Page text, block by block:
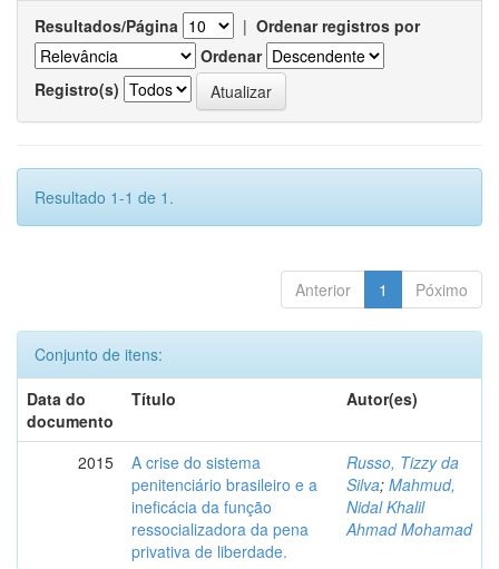
Resultados/Página | Ordenar registros por
Ordenar
Registro(s)
Resultado 1-1 de 1.
Anterior 1 Póximo
Conjunto de itens:
Data do
documento
Título Autor(es)
2015
A crise do sistema
penitenciário brasileiro e a
ineficácia da função
ressocializadora da pena
privativa de liberdade.
Russo, Tizzy da
Silva; Mahmud,
Nidal Khalil
Ahmad Mohamad